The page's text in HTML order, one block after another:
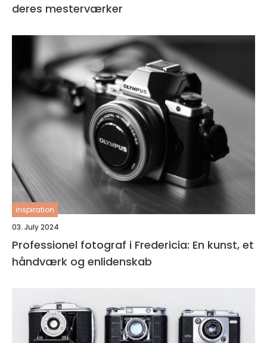
deres mesterværker
inspiration
03. July 2024
Professionel fotograf i Fredericia: En kunst, et
håndværk og enlidenskab